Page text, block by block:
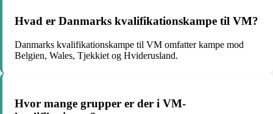
Hvad er Danmarks kvalifikationskampe til VM?
Danmarks kvalifikationskampe til VM omfatter kampe mod
Belgien, Wales, Tjekkiet og Hviderusland.
Hvor mange grupper er der i VM-